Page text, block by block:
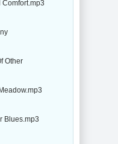
Other
Blues.mp3